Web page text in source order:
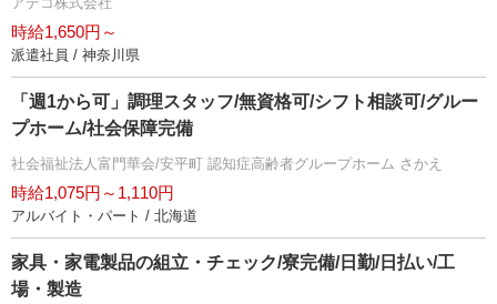
時給1,650円～
派遣社員 / 神奈川県
「週1から可」調理スタッフ/無資格可/シフト相談可/グルー
プホーム/社会保障完備
社会福祉法人富門華会/安平町 認知症高齢者グループホーム さかえ
時給1,075円～1,110円
アルバイト・パート / 北海道
家具・家電製品の組立・チェック/寮完備/日勤/日払い/工
場・製造